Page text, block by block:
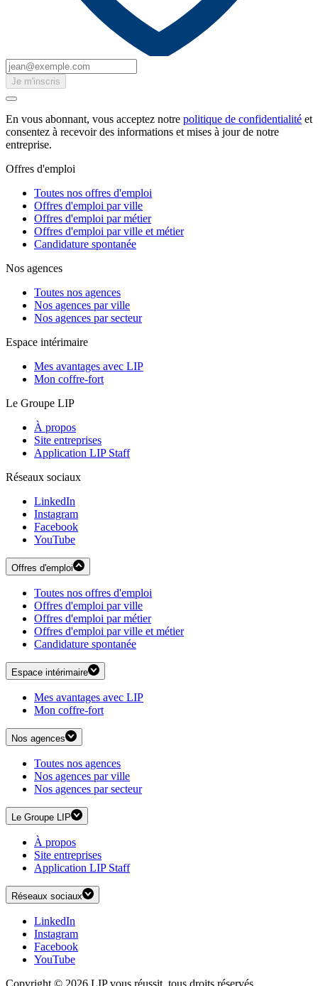
Je m'inscris
En vous abonnant, vous acceptez notre politique de confidentialité et
consentez à recevoir des informations et mises à jour de notre
entreprise.
Offres d'emploi
Toutes nos offres d'emploi
Offres d'emploi par ville
Offres d'emploi par métier
Offres d'emploi par ville et métier
Candidature spontanée
Nos agences
Toutes nos agences
Nos agences par ville
Nos agences par secteur
Espace intérimaire
Mes avantages avec LIP
Mon coffre-fort
Le Groupe LIP
À propos
Site entreprises
Application LIP Staff
Réseaux sociaux
LinkedIn
Instagram
Facebook
YouTube
Offres d'emploi
Toutes nos offres d'emploi
Offres d'emploi par ville
Offres d'emploi par métier
Offres d'emploi par ville et métier
Candidature spontanée
Espace intérimaire
Mes avantages avec LIP
Mon coffre-fort
Nos agences
Toutes nos agences
Nos agences par ville
Nos agences par secteur
Le Groupe LIP
À propos
Site entreprises
Application LIP Staff
Réseaux sociaux
LinkedIn
Instagram
Facebook
YouTube